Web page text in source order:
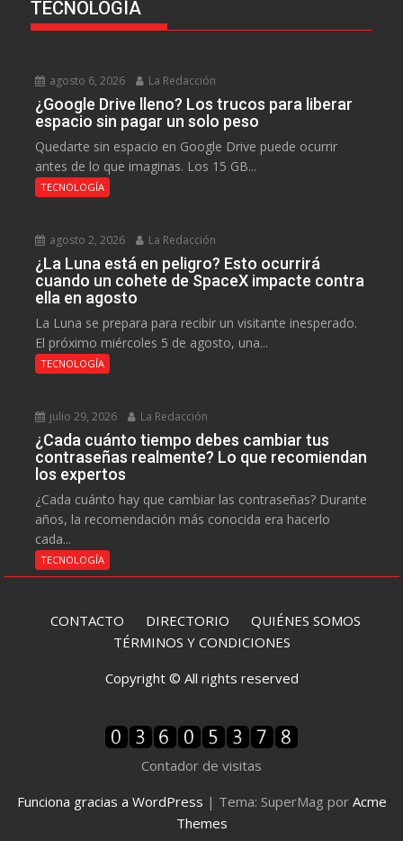
TECNOLOGÍA
agosto 6, 2026 La Redacción
¿Google Drive lleno? Los trucos para liberar
espacio sin pagar un solo peso
Quedarte sin espacio en Google Drive puede ocurrir
antes de lo que imaginas. Los 15 GB...
TECNOLOGÍA
agosto 2, 2026 La Redacción
¿La Luna está en peligro? Esto ocurrirá
cuando un cohete de SpaceX impacte contra
ella en agosto
La Luna se prepara para recibir un visitante inesperado.
El próximo miércoles 5 de agosto, una...
TECNOLOGÍA
julio 29, 2026 La Redacción
¿Cada cuánto tiempo debes cambiar tus
contraseñas realmente? Lo que recomiendan
los expertos
¿Cada cuánto hay que cambiar las contraseñas? Durante
años, la recomendación más conocida era hacerlo
cada...
TECNOLOGÍA
CONTACTO DIRECTORIO QUIÉNES SOMOS
TÉRMINOS Y CONDICIONES
Copyright © All rights reserved
Contador de visitas
Funciona gracias a WordPress | Tema: SuperMag por Acme
Themes